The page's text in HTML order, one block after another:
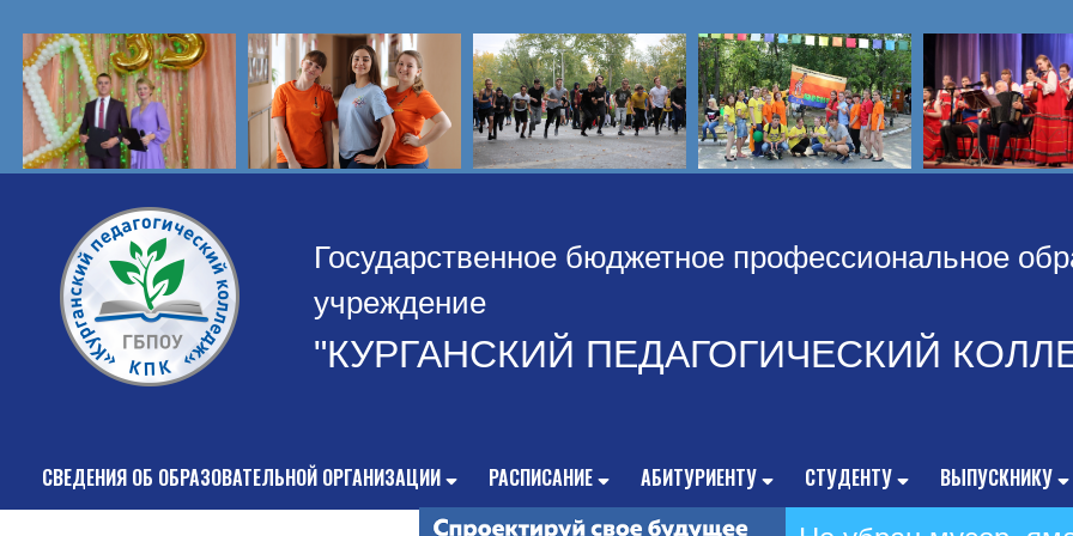
Государственное бюджетное профессиональное
учреждение
"КУРГАНСКИЙ ПЕДАГОГИЧЕСКИЙ
СВЕДЕНИЯ ОБ ОБРАЗОВАТЕЛЬНОЙ ОРГАНИЗАЦИИ РАСПИСАНИЕ АБИТУРИЕНТУ СТУДЕНТУ ВЫПУСКНИКУ